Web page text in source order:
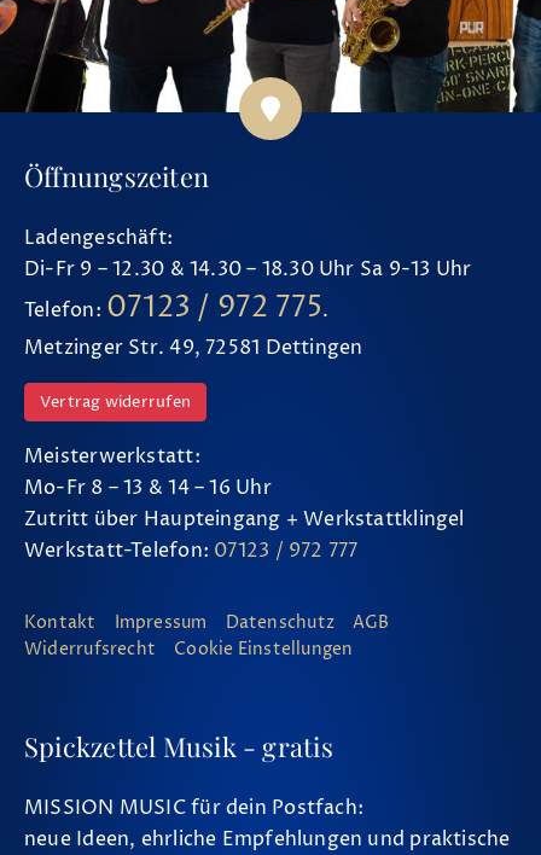
Öffnungszeiten
Ladengeschäft:
Di-Fr 9 – 12.30 & 14.30 – 18.30 Uhr Sa 9-13 Uhr
Telefon: 07123 / 972 775.
Metzinger Str. 49, 72581 Dettingen
Vertrag widerrufen
Meisterwerkstatt:
Mo-Fr 8 – 13 & 14 – 16 Uhr
Zutritt über Haupteingang + Werkstattklingel
Werkstatt-Telefon: 07123 / 972 777
Kontakt Impressum Datenschutz
AGB
Widerrufsrecht
Cookie Einstellungen
Spickzettel Musik - gratis
MISSION MUSIC für dein Postfach:
neue Ideen, ehrliche Empfehlungen und praktische